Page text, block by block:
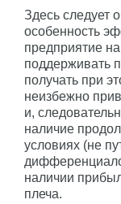
Здесь следует
особенность
предприятие
поддерживать
получать при
неизбежно
и,
наличие
условиях (не
наличии
плеча.